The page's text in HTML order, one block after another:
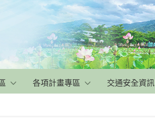
各項計畫專區 交通安全資訊